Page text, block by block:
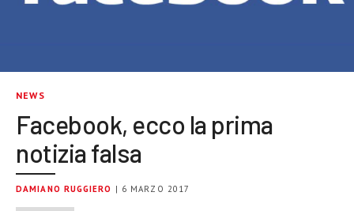
NEWS
Facebook, ecco la prima
notizia falsa
DAMIANO RUGGIERO | 6 MARZO 2017